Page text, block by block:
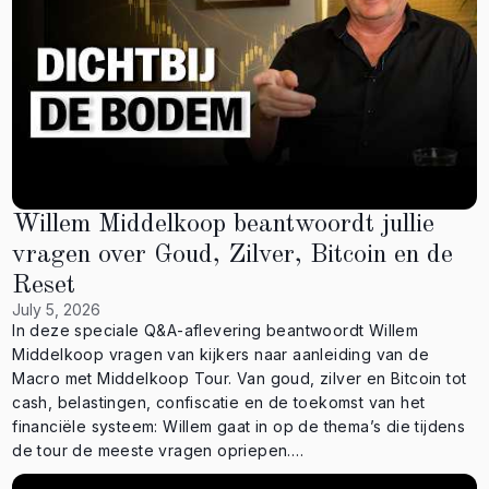
NOOIT op deze wijze contact opnemen met onze
kijkers/abonnees. Reageer hier dus NIET op. Stay safe! 🎧
Luister naar GoudKoorts ›› Spotify:
https://open.spotify.com/show/6JgmGMAQsNw7FjsRi3Fe2c ››
Apple Podcasts:
https://podcasts.apple.com/nl/podcast/goudkoorts-
gepresenteerd-door-goldrepublic/id1574532244 ›› Google
https://podcasts.google.com/feed/aHR0cHM6Ly9mZWVkcy5
idXp6c3Byb3V0LmNvbS8xODExMTE0LnJzcw ⚠️
DISCLAIMER ⚠️ De verstrekte informatie in deze video-uiting
is geen aanbod, beleggingsadvies of financiële dienst.
Deze is ook niet bedoeld om u aan te zetten tot het
(ver)kopen van een product of het afnemen van een dienst
van GoldRepublic.
Willem Middelkoop beantwoordt jullie
vragen over Goud, Zilver, Bitcoin en de
Reset
July 5, 2026
In deze speciale Q&A-aflevering beantwoordt Willem
Middelkoop vragen van kijkers naar aanleiding van de
Macro met Middelkoop Tour. Van goud, zilver en Bitcoin tot
cash, belastingen, confiscatie en de toekomst van het
financiële systeem: Willem gaat in op de thema’s die tijdens
de tour de meeste vragen opriepen.
⸻⸻⸻⸻⸻⸻⸻⸻⸻⸻